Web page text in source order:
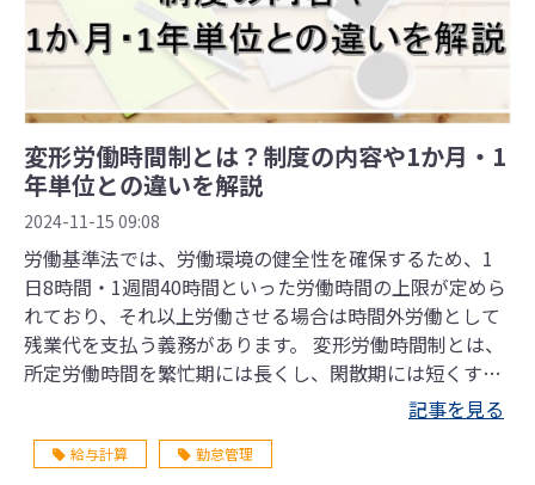
変形労働時間制とは？制度の内容や1か月・1
年単位との違いを解説
2024-11-15 09:08
労働基準法では、労働環境の健全性を確保するため、1
日8時間・1週間40時間といった労働時間の上限が定めら
れており、それ以上労働させる場合は時間外労働として
残業代を支払う義務があります。 変形労働時間制とは、
所定労働時間を繁忙期には長くし、閑散期には短くする
ことで、全体として法定労働時間を超えないように調整
単位との違いをわかりやすく解説します。
記事を見る
給与計算 勤怠管理